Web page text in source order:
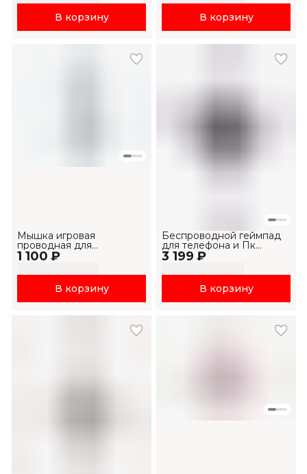
В корзину
В корзину
1 100 ₽
Мышка игровая
проводная для
компьютера и ноутбука
MS1033
В корзину
3 199 ₽
Беспроводной геймпад
для телефона и Пк
G158BT Pro
В корзину